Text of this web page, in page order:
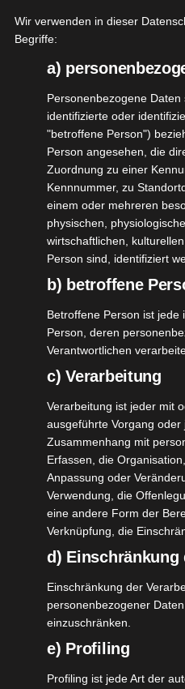
auf die
sich mal so durch
Teriag Intense von
FERTIG!
Das dachte ich
sexy, intensive. Einfach
beim ersten Tragen in
Tage auf der Wäsche und
, einfach die beste
Wir verwenden in dieser
Begriffe:
a)
Personenbezogene
identifizierte oder
"betroffene Person")
Person angesehen, die
Zuordnung zu einer
Kennnummer, zu
einem oder mehreren
physischen,
wirtschaftlichen,
Person sind, identifiziert
b) betroffene
Betroffene Person ist
Person, deren
Verantwortlichen
c) Verarbeitung
Verarbeitung ist jeder mit
ausgeführte Vorgang
Zusammenhang mit
Erfassen, die
Anpassung oder
Verwendung, die
eine andere Form der
Verknüpfung, die
d) Einschränkung
Einschränkung der
personenbezogener
einzuschränken.
e) Profiling
Profiling ist jede Art der